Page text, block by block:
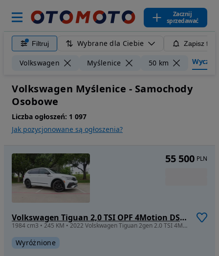
Zacznij
sprzedawać
Filtruj Wybrane dla Ciebie Zapisz
Volkswagen Myślenice 50 km
Volkswagen Myślenice - Samochody
Osobowe
Liczba ogłoszeń: 1 097
Jak pozycjonowane są ogłoszenia?
Volkswagen Tiguan 2,0 TSI OPF 4Motion DSG R-Line
1984 cm3 • 245 KM • 2022 Volskwagen Tiguan 2gen 2.0 TSI 4Motion DSG Highline
Wyróżnione
55 500 PLN